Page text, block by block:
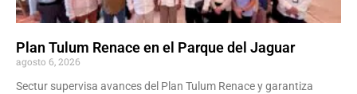
Plan Tulum Renace en el Parque del Jaguar
agosto 6, 2026
Sectur supervisa avances del Plan Tulum Renace y garantiza